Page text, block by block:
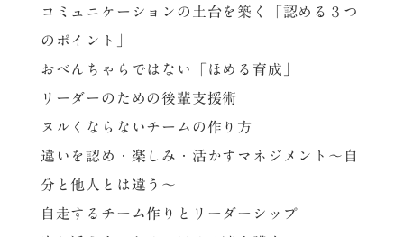
コミュニケーションの土台を築く「認める３つ
のポイント」
おべんちゃらではない「ほめる育成」
リーダーのための後輩支援術
ヌルくならないチームの作り方
違いを認め・楽しみ・活かすマネジメント～自
分と他人とは違う～
自走するチーム作りとリーダーシップ